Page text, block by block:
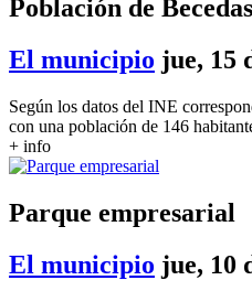
Población de Becedas
El municipio jue, 15
Según los datos del INE
con una población de 146
+ info
Parque empresarial
El municipio jue, 10